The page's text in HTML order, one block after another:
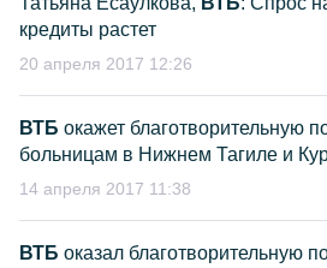
кредиты растет
20 апреля 2017 12:26
ВТБ окажет благотворительную
больницам в Нижнем Тагиле и
14 апреля 2017 11:38
ВТБ оказал благотворительную